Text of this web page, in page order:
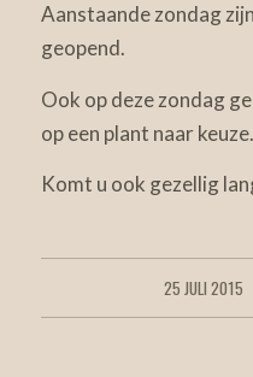
Aanstaande zondag
geopend.
Ook op deze zondag
op een plant naar keuze.
Komt u ook gezellig
25 JULI 2015
/